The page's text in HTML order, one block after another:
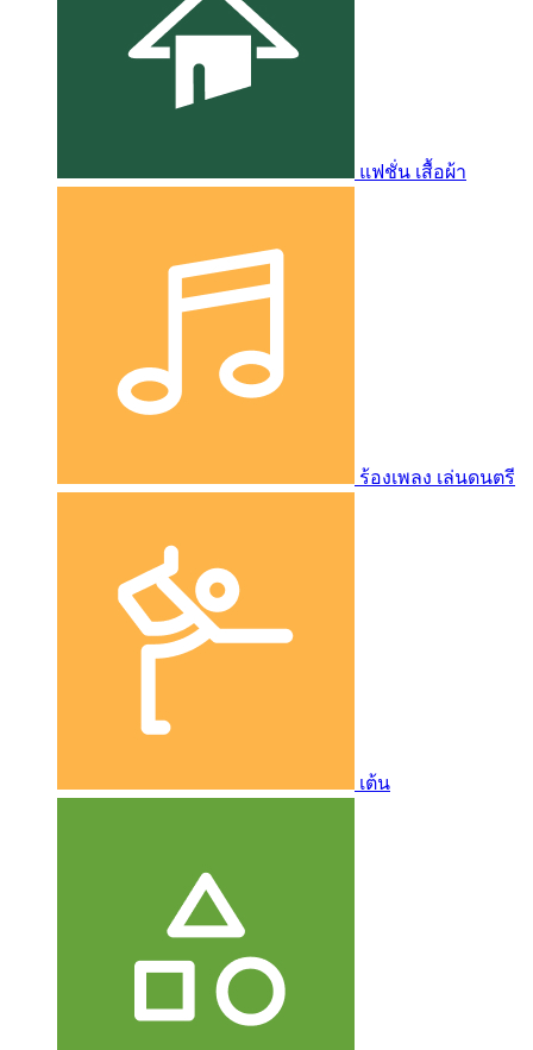
แฟชั่น เสื้อผ้า
ร้องเพลง เล่นดนตรี
เต้น